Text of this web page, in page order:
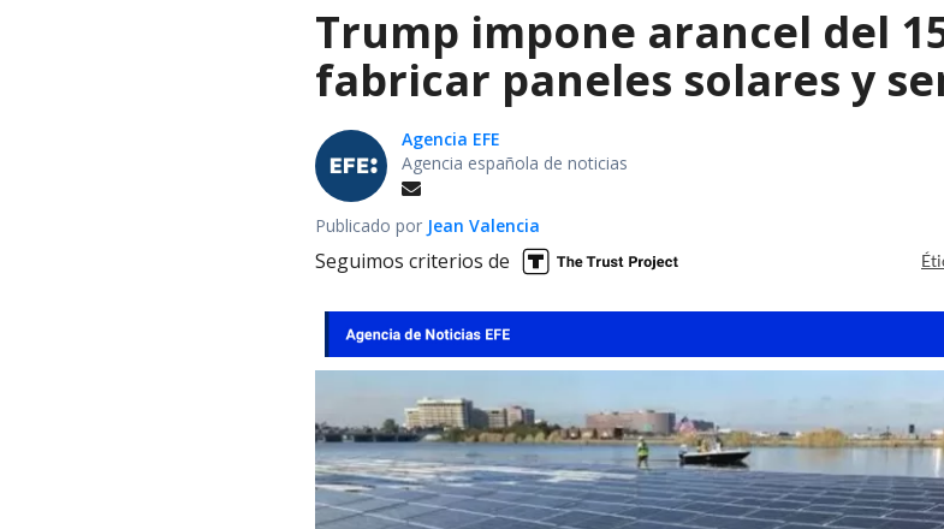
Trump impone arancel del
fabricar paneles solares y
Agencia EFE
Agencia española de noticias
Publicado por Jean Valencia
Seguimos criterios de